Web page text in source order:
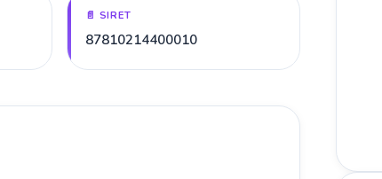
📄 SIRET
87810214400010